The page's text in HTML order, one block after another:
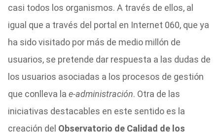
casi todos los organismos. A través de ellos, al
igual que a través del portal en Internet 060, que ya
ha sido visitado por más de medio millón de
usuarios, se pretende dar respuesta a las dudas de
los usuarios asociadas a los procesos de gestión
que conlleva la e-administración. Otra de las
iniciativas destacables en este sentido es la
creación del Observatorio de Calidad de los